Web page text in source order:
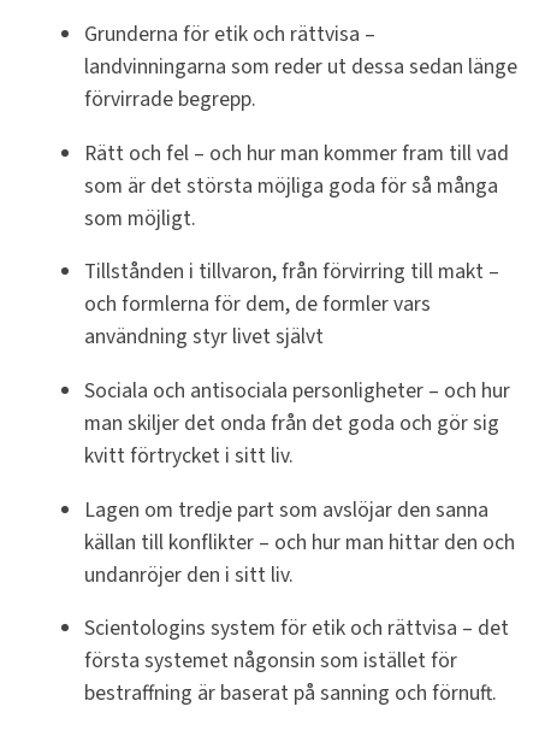
Grunderna för etik och rättvisa –
landvinningarna som reder ut dessa sedan länge
förvirrade begrepp.
Rätt och fel – och hur man kommer fram till vad
som är det största möjliga goda för så många
som möjligt.
Tillstånden i tillvaron, från förvirring till makt –
och formlerna för dem, de formler vars
användning styr livet självt
Sociala och antisociala personligheter – och hur
man skiljer det onda från det goda och gör sig
kvitt förtrycket i sitt liv.
Lagen om tredje part som avslöjar den sanna
källan till konflikter – och hur man hittar den och
undanröjer den i sitt liv.
Scientologins system för etik och rättvisa – det
första systemet någonsin som istället för
bestraffning är baserat på sanning och förnuft.